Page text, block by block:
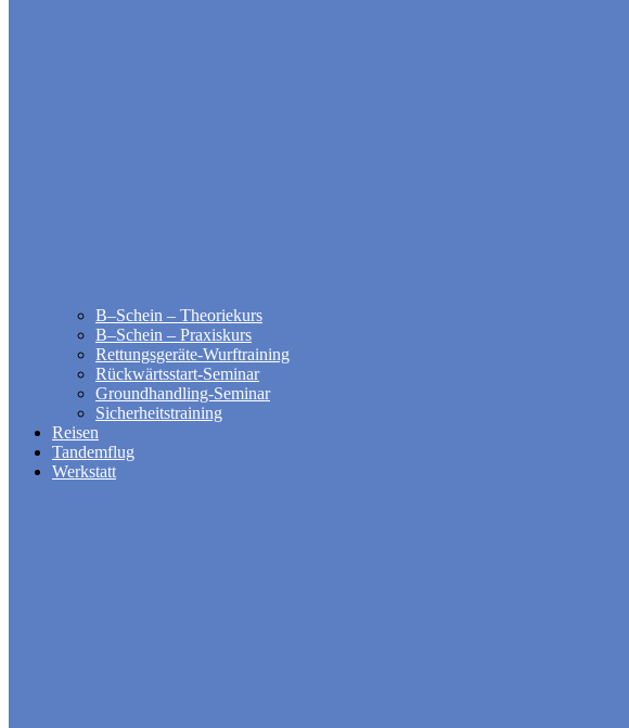
B–Schein – Theoriekurs
B–Schein – Praxiskurs
Rettungsgeräte-Wurftraining
Rückwärtsstart-Seminar
Groundhandling​-Seminar
Sicherheitstraining
Reisen
Tandemflug
Werkstatt